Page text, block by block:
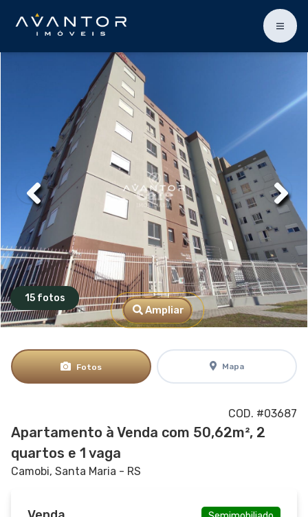
15 fotos
Ampliar
Fotos Mapa
COD. #03687
Apartamento à Venda com 50,62m², 2
quartos e 1 vaga
Camobi, Santa Maria - RS